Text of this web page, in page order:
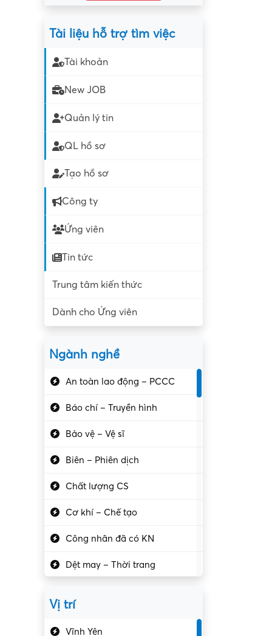
Tài liệu hỗ trợ tìm việc
Tài khoản
New JOB
Quản lý tin
QL hồ sơ
Tạo hồ sơ
Công ty
Ứng viên
Tin tức
Trung tâm kiến thức
Dành cho Ứng viên
Ngành nghề
An toàn lao động – PCCC
Báo chí – Truyền hình
Bảo vệ – Vệ sĩ
Biên – Phiên dịch
Chất lượng CS
Cơ khí – Chế tạo
Công nhân đã có KN
Dệt may – Thời trang
Vị trí
Vĩnh Yên